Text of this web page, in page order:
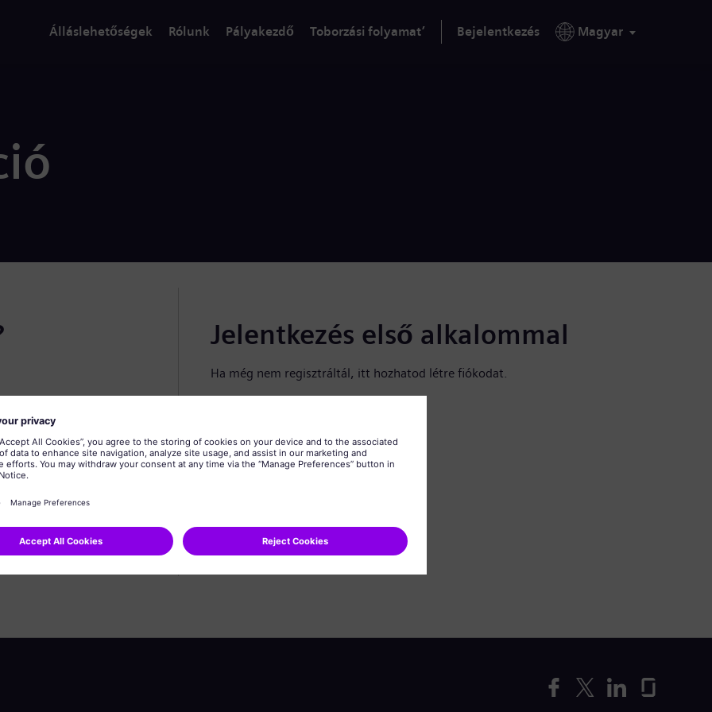
Álláslehetőségek Rólunk Pályakezdő Toborzási folyamat’ Bejelentkezés Magyar
Jelentkezés első alkalommal
Ha még nem regisztráltál, itt hozhatod létre fiókodat.